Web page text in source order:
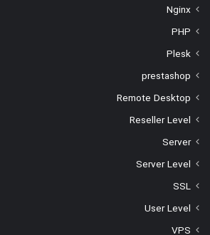
Nginx
PHP
Plesk
prestashop
Remote Desktop
Reseller Level
Server
Server Level
SSL
User Level
VPS